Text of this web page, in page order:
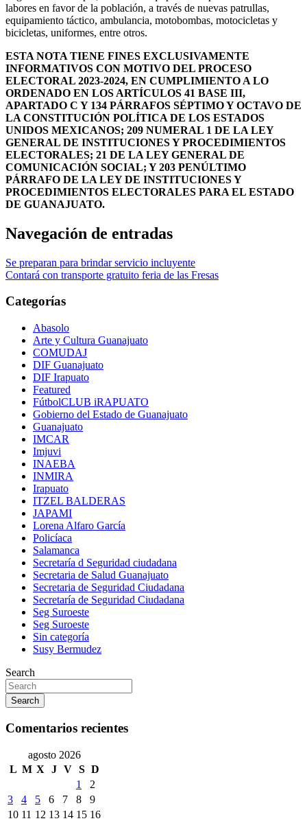
labores en favor de la población, a través de nuevas patrullas,
equipamiento táctico, ambulancia, motobombas, motocicletas y
bicicletas, uniformes, entre otros.
ESTA NOTA TIENE FINES EXCLUSIVAMENTE
INFORMATIVOS CON MOTIVO DEL PROCESO
ELECTORAL 2023-2024, EN CUMPLIMIENTO A LO
ORDENADO EN LOS ARTÍCULOS 41 BASE III,
APARTADO C Y 134 PÁRRAFOS SÉPTIMO Y OCTAVO DE
LA CONSTITUCIÓN POLÍTICA DE LOS ESTADOS
UNIDOS MEXICANOS; 209 NUMERAL 1 DE LA LEY
GENERAL DE INSTITUCIONES Y PROCEDIMIENTOS
ELECTORALES; 21 DE LA LEY GENERAL DE
COMUNICACIÓN SOCIAL; Y 203 PENÚLTIMO
PÁRRAFO DE LA LEY DE INSTITUCIONES Y
PROCEDIMIENTOS ELECTORALES PARA EL ESTADO
DE GUANAJUATO.
Navegación de entradas
Se preparan para brindar servicio incluyente
Contará con transporte gratuito feria de las Fresas
Categorías
Abasolo
Arte y Cultura Guanajuato
COMUDAJ
DIF Guanajuato
DIF Irapuato
Featured
FútbolCLUB iRAPUATO
Gobierno del Estado de Guanajuato
Guanajuato
IMCAR
Imjuvi
INAEBA
INMIRA
Irapuato
ITZEL BALDERAS
JAPAMI
Lorena Alfaro García
Policíaca
Salamanca
Secretaría d Seguridad ciudadana
Secretaria de Salud Guanajuato
Secretaria de Seguridad Ciudadana
Secretaría de Seguridad Ciudadana
Seg Suroeste
Seg Suroeste
Sin categoría
Susy Bermudez
Search
Search
Comentarios recientes
agosto 2026
L M X J V S D
1
2
3
4 5 6 7 8
9
10 11 12 13 14 15 16